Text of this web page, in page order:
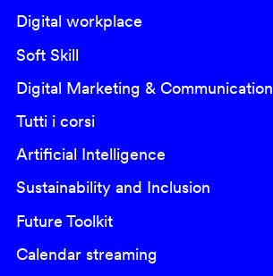
Digital workplace
Soft Skill
Digital Marketing & Communication
Tutti i corsi
Artificial Intelligence
Sustainability and Inclusion
Future Toolkit
Calendar streaming